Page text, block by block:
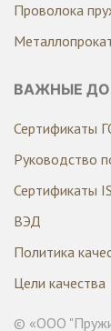
Проволока
ВАЖНЫЕ
Сертификаты
Руководство
Сертификаты
ВЭД
Политика
Цели качества
© «ООО